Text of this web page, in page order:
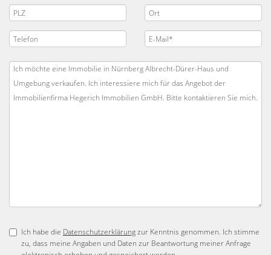
Ich habe die Datenschutzerklärungzur Kenntnis genommen. Ich stimme
zu, dass meine Angaben und Daten zur Beantwortung meiner Anfrage